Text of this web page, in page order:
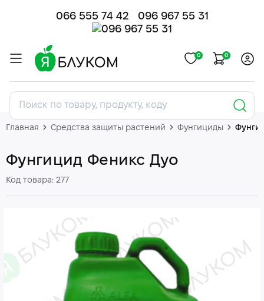
066 555 74 42 096 967 55 31
0 0
Главная Средства защиты растений Фунгициды
Фунгицид Феникс Дуо
Код товара: 277